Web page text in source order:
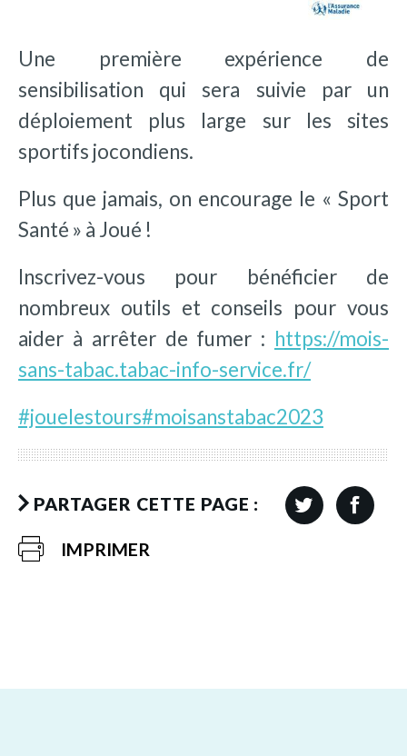
Une première expérience de
sensibilisation qui sera suivie par un
déploiement plus large sur les sites
sportifs jocondiens.
Plus que jamais, on encourage le « Sport
Santé » à Joué !
Inscrivez-vous pour bénéficier de
nombreux outils et conseils pour vous
aider à arrêter de fumer : https://mois-
sans-tabac.tabac-info-service.fr/
#jouelestours#moisanstabac2023
PARTAGER CETTE PAGE :
IMPRIMER